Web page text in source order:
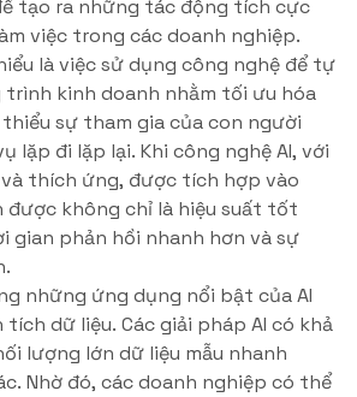
tạo ra những tác động tích cực
việc trong các doanh nghiệp.
là việc sử dụng công nghệ để tự
trình kinh doanh nhằm tối ưu hóa
sự tham gia của con người
lặp đi lặp lại. Khi công nghệ AI, với
thích ứng, được tích hợp vào
được không chỉ là hiệu suất tốt
gian phản hồi nhanh hơn và sự
những ứng dụng nổi bật của AI
tích dữ liệu. Các giải pháp AI có khả
lượng lớn dữ liệu mẫu nhanh
Nhờ đó, các doanh nghiệp có thể